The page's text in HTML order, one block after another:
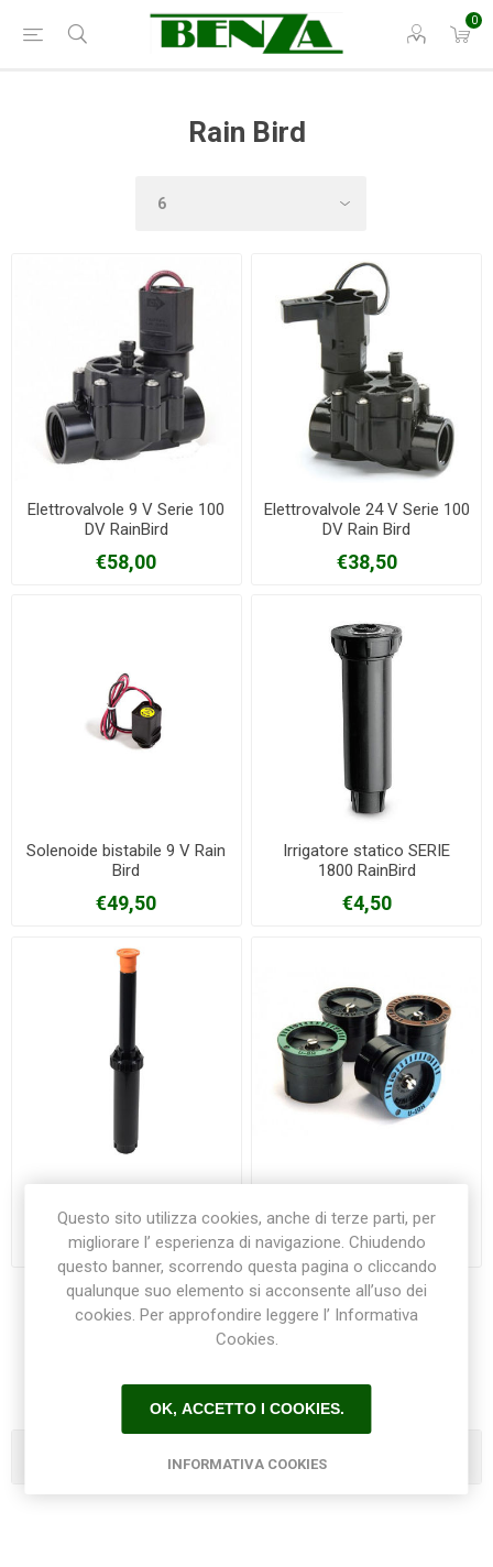
0
Rain Bird
Elettrovalvole 9 V Serie 100
DV RainBird
€58,00
Elettrovalvole 24 V Serie 100
DV Rain Bird
€38,50
Solenoide bistabile 9 V Rain
Bird
€49,50
Irrigatore statico SERIE
1800 RainBird
€4,50
SPRAY RainBird
€5,00
SERIE 1800 RainBird
€2,70
Questo sito utilizza cookies, anche di terze parti, per
migliorare l’ esperienza di navigazione. Chiudendo
questo banner, scorrendo questa pagina o cliccando
qualunque suo elemento si acconsente all’uso dei
cookies. Per approfondire leggere l’ Informativa
Cookies.
OK, ACCETTO I COOKIES.
INFORMATIVA COOKIES